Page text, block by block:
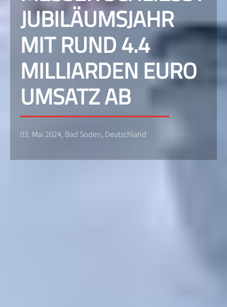
JUBILÄUMSJAHR
MIT RUND 4.4
MILLIARDEN EURO
UMSATZ AB
03. Mai 2024, Bad Soden, Deutschland